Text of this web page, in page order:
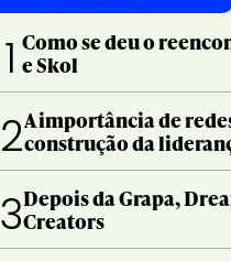
1 Como se deu o
e Skol
2A importância de
construção da
3Depois da Grapa,
Creators